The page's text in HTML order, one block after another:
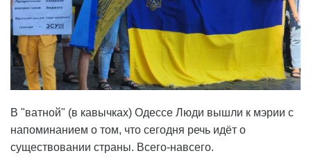
В "ватной" (в кавычках) Одессе Люди вышли к мэрии с
напоминанием о том, что сегодня речь идёт о
существовании страны. Всего-навсего.